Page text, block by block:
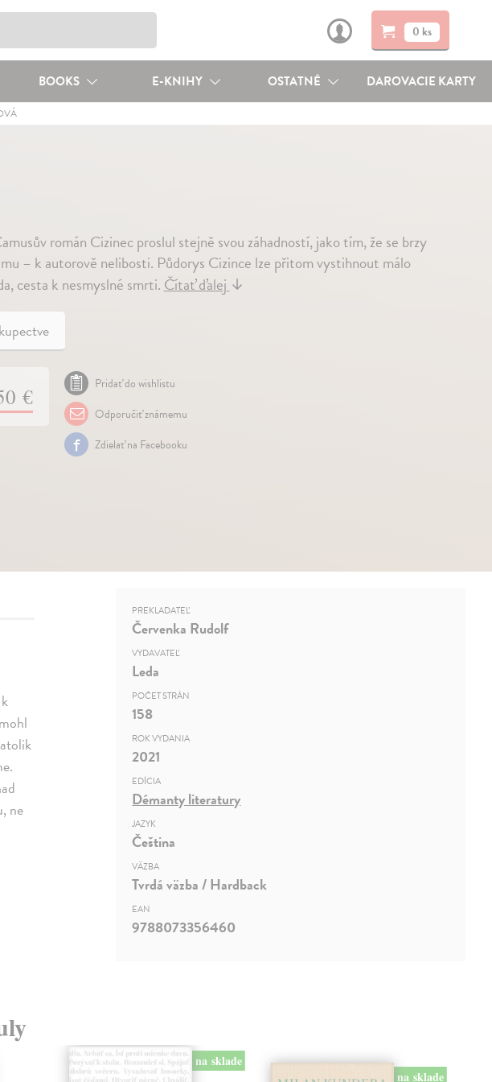
0 ks
BOOKS E-KNIHY OSTATNÉ DAROVACIE KARTY
román Cizinec proslul stejně svou záhadností, jako tím, že se brzy
– k autorově nelibosti. Půdorys Cizince lze přitom vystihnout málo
cesta k nesmyslné smrti.Čítať ďalej↓
€
Pridať do wishlistu
Odporučiť známemu
Zdielať na Facebooku
ne
PREKLADATEĽ
Červenka Rudolf
VYDAVATEĽ
Leda
POČET STRÁN
158
ROK VYDANIA
2021
EDÍCIA
Démanty literatury
JAZYK
Čeština
VÄZBA
Tvrdá väzba / Hardback
EAN
9788073356460
na sklade
na sklade